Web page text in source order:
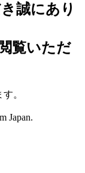
誠にあり
覧いただ
。
Japan.